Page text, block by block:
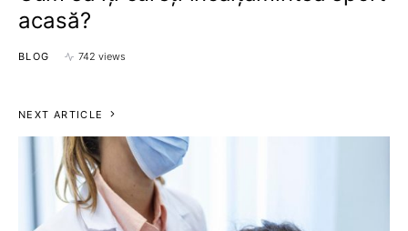
acasă?
BLOG 742 views
NEXT ARTICLE